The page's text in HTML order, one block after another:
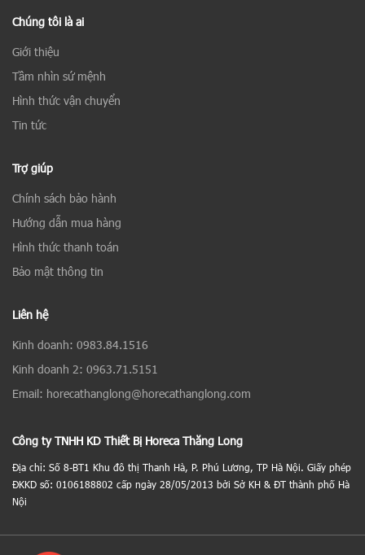
Chúng tôi là ai
Giới thiệu
Tầm nhìn sứ mệnh
Hình thức vận chuyển
Tin tức
Trợ giúp
Chính sách bảo hành
Hướng dẫn mua hàng
Hình thức thanh toán
Bảo mật thông tin
Liên hệ
Kinh doanh: 0983.84.1516
Kinh doanh 2: 0963.71.5151
Email: horecathanglong@horecathanglong.com
Công ty TNHH KD Thiết Bị Horeca Thăng Long
Địa chỉ: Số 8-BT1 Khu đô thị Thanh Hà, P. Phú Lương, TP Hà Nội. Giấy phép
ĐKKD số: 0106188802 cấp ngày 28/05/2013 bởi Sở KH & ĐT thành phố Hà
Nội